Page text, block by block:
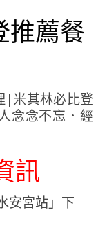
推薦餐
訊
安宮站」下